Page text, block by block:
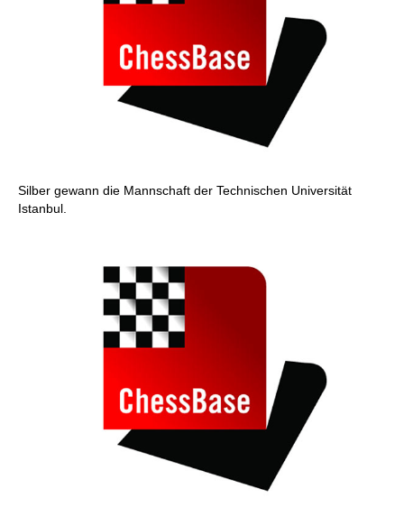
Silber gewann die Mannschaft der Technischen Universität
Istanbul.